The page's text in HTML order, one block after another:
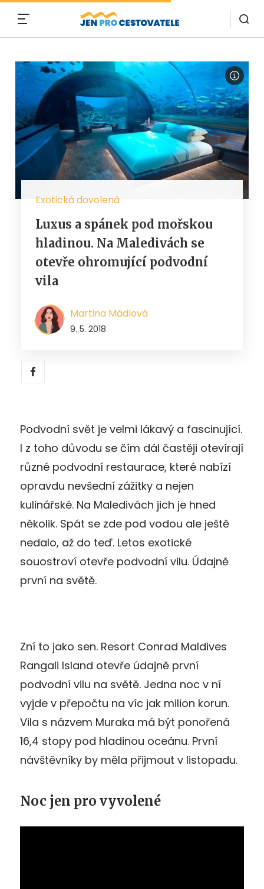
Exotická dovolená
Luxus a spánek pod mořskou
hladinou. Na Maledivách se
otevře ohromující podvodní
vila
Martina Mádlová
9. 5. 2018
Podvodní svět je velmi lákavý a fascinující.
I z toho důvodu se čím dál častěji otevírají
různé podvodní restaurace, které nabízí
opravdu nevšední zážitky a nejen
kulinářské. Na Maledivách jich je hned
několik. Spát se zde pod vodou ale ještě
nedalo, až do teď. Letos exotické
souostroví otevře podvodní vilu. Údajně
první na světě.
Zní to jako sen. Resort Conrad Maldives
Rangali Island otevře údajně první
podvodní vilu na světě. Jedna noc v ní
vyjde v přepočtu na víc jak milion korun.
Vila s názvem Muraka má být ponořená
16,4 stopy pod hladinou oceánu. První
návštěvníky by měla přijmout v listopadu.
Noc jen pro vyvolené